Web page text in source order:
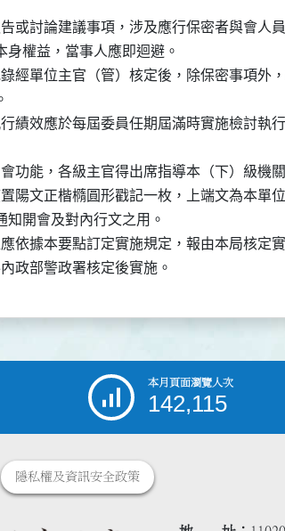
告或討論建議事項，涉及應行保密者與會人
本身權益，當事人應即迴避。
錄經單位主官（管）核定後，除保密事項外
行績效應於每屆委員任期屆滿時實施檢討執
會功能，各級主官得出席指導本（下）級機
置陽文正楷橢圓形戳記一枚，上端文為本單
通知開會及對內行文之用。
應依據本要點訂定實施規定，報由本局核定
本月頁面瀏覽人次
142,115
隱私權及資訊安全政策